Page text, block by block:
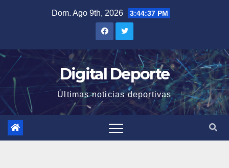
Dom. Ago 9th, 2026 3:44:38 PM
Digital Deporte
Últimas noticias deportivas